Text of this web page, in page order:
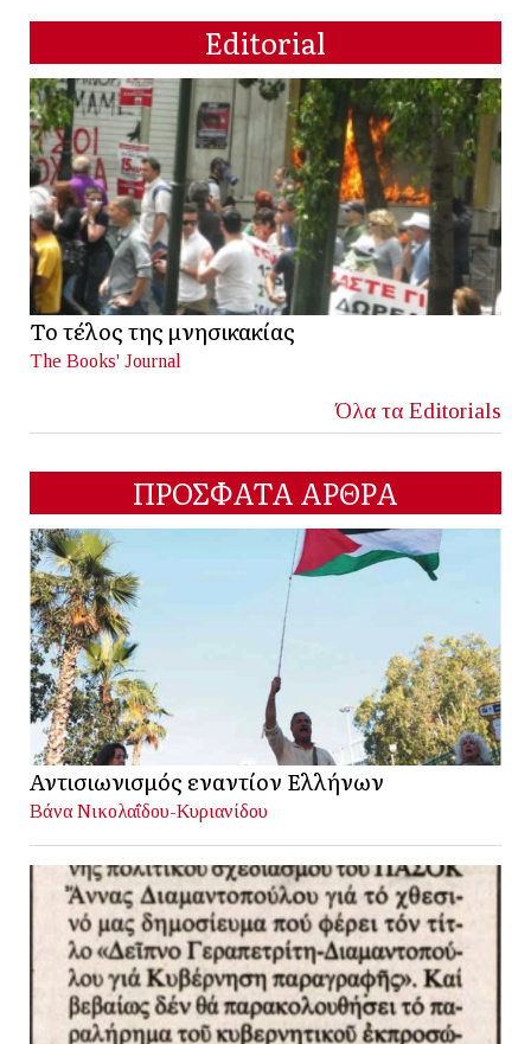
Editorial
Το τέλος της μνησικακίας
The Books' Journal
Όλα τα Editorials
ΠΡΟΣΦΑΤΑ ΑΡΘΡΑ
Αντισιωνισμός εναντίον Ελλήνων
Βάνα Νικολαΐδου-Κυριανίδου